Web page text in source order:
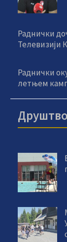
Раднички
Телевизији
Раднички
летњем
Друштво